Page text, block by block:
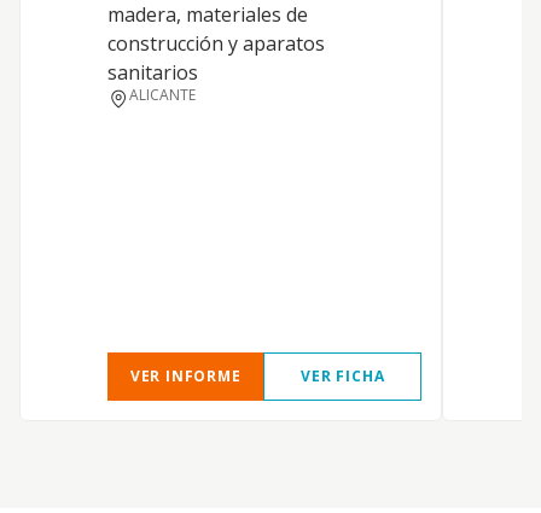
madera, materiales de
construcción y aparatos
sanitarios
ALICANTE
VER INFORME VER FICHA